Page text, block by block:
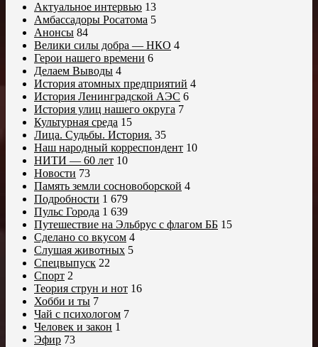
Актуальное интервью 13
Амбассадоры Росатома 5
Анонсы 84
Велики силы добра — НКО 4
Герои нашего времени 6
Делаем Выводы 4
История атомных предприятий 4
История Ленинградской АЭС 6
История улиц нашего округа 7
Культурная среда 15
Лица. Судьбы. История. 35
Наш народный корреспондент 10
НИТИ — 60 лет 10
Новости 73
Память земли сосновоборской 4
Подробности 1 679
Пульс Города 1 639
Путешествие на Эльбрус с флагом ББ 15
Сделано со вкусом 4
Слушая животных 5
Спецвыпуск 22
Спорт 2
Теория струн и нот 16
Хобби и ты 7
Чай с психологом 7
Человек и закон 1
Эфир 73